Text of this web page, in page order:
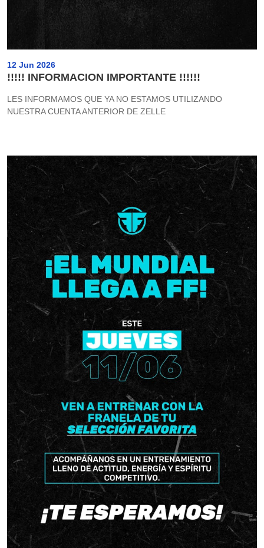
12 Jun 2026
!!!!! INFORMACION IMPORTANTE !!!!!!
LES INFORMAMOS QUE YA NO ESTAMOS UTILIZANDO
NUESTRA CUENTA ANTERIOR DE ZELLE